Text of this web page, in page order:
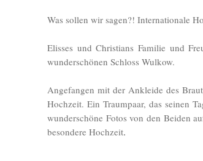
Was sollen wir sagen?! Internationale
Elisses und Christians Familie und
wunderschönen Schloss Wulkow.
Angefangen mit der Ankleide des
Hochzeit. Ein Traumpaar, das seinen
wunderschöne Fotos von den Beiden
besondere Hochzeit.